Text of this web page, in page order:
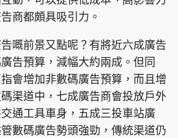
商都頗具吸引力。
嘅前景又點呢？有將近六成廣告
告預算，減幅大約兩成。但同
會增加非數碼廣告預算，而且增
渠道中，七成廣告商會投放戶外
通工具車身，五成三投車站廣
數碼廣告勢頭強勁，傳統渠道仍